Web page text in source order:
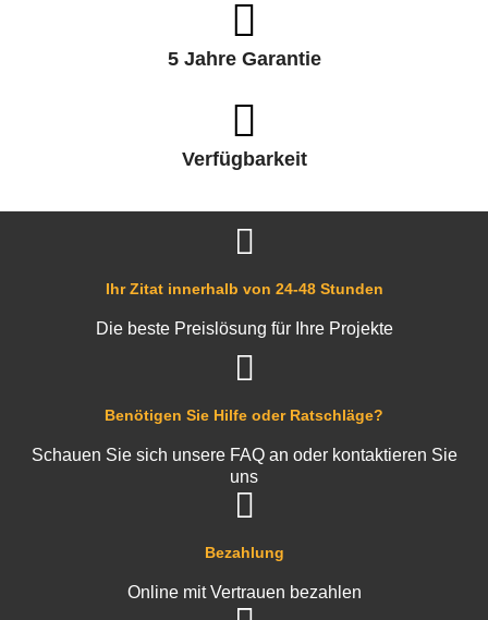
5 Jahre Garantie
Verfügbarkeit
Bezahlung
Online mit Vertrauen bezahlen
Benötigen Sie Hilfe oder Ratschläge?
Schauen Sie sich unsere FAQ an oder kontaktieren Sie
uns
Ihr Zitat innerhalb von 24-48 Stunden
Die beste Preislösung für Ihre Projekte